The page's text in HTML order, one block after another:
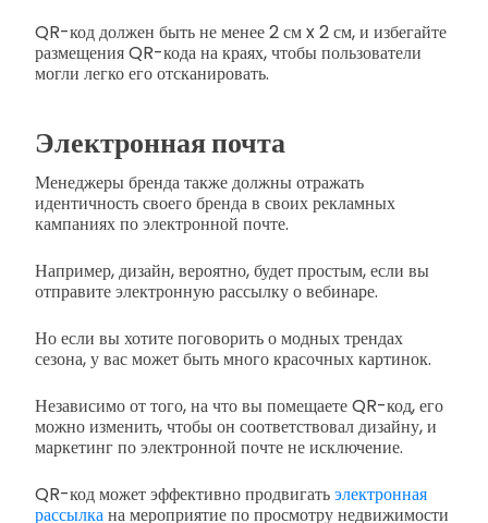
QR-код должен быть не менее 2 см x 2 см, и избегайте
размещения QR-кода на краях, чтобы пользователи
могли легко его отсканировать.
Электронная почта
Менеджеры бренда также должны отражать
идентичность своего бренда в своих рекламных
кампаниях по электронной почте.
Например, дизайн, вероятно, будет простым, если вы
отправите электронную рассылку о вебинаре.
Но если вы хотите поговорить о модных трендах
сезона, у вас может быть много красочных картинок.
Независимо от того, на что вы помещаете QR-код, его
можно изменить, чтобы он соответствовал дизайну, и
маркетинг по электронной почте не исключение.
QR-код может эффективно продвигатьэлектронная
рассылкана мероприятие по просмотру недвижимости